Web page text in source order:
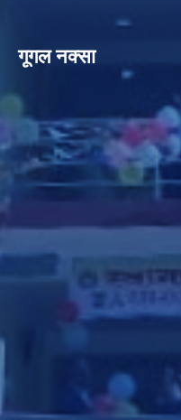
गूगल नक्सा